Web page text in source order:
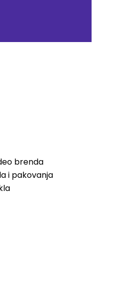
brenda
i pakovanja